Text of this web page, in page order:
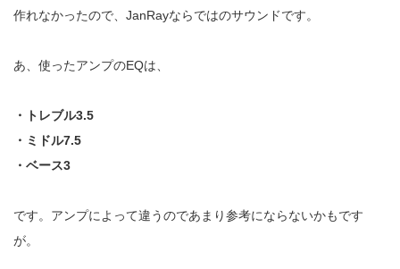
作れなかったので、JanRayならではのサウンドです。
あ、使ったアンプのEQは、
・トレブル3.5
・ミドル7.5
・ベース3
です。アンプによって違うのであまり参考にならないかもです
が。